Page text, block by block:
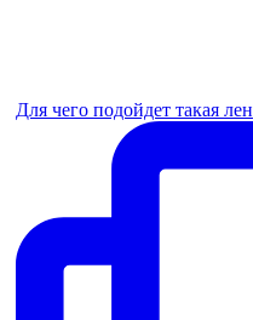
Для чего подойдет такая лен